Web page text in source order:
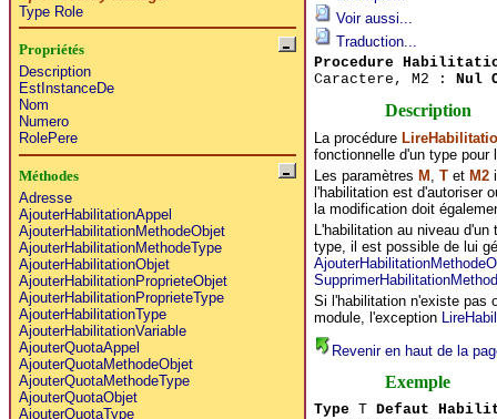
Type Role
Propriétés
Description
EstInstanceDe
Nom
Numero
RolePere
Méthodes
Adresse
AjouterHabilitationAppel
AjouterHabilitationMethodeObjet
AjouterHabilitationMethodeType
AjouterHabilitationObjet
AjouterHabilitationProprieteObjet
AjouterHabilitationProprieteType
AjouterHabilitationType
AjouterHabilitationVariable
AjouterQuotaAppel
AjouterQuotaMethodeObjet
AjouterQuotaMethodeType
AjouterQuotaObjet
AjouterQuotaType
Voir aussi...
Traduction...
Procedure
Caractere, M2 : Nul
Description
La procédure
fonctionnelle d'un type pour
Les paramètres M Tet M2
l'habilitation est d'autoriser
la modification doit
L'habilitation au niveau
type, il est possible de lui
Si l'habilitation n'existe pas
module, l'exception
Revenir en haut de la
Exemple
TypeT Defaut